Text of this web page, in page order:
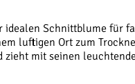
Schnittblume für
luftigen Ort zum
mit seinen